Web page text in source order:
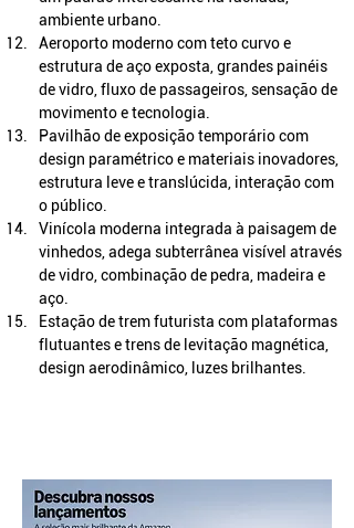
ambiente urbano.
Aeroporto moderno com teto curvo e
estrutura de aço exposta, grandes painéis
de vidro, fluxo de passageiros, sensação de
movimento e tecnologia.
Pavilhão de exposição temporário com
design paramétrico e materiais inovadores,
estrutura leve e translúcida, interação com
o público.
Vinícola moderna integrada à paisagem de
vinhedos, adega subterrânea visível através
de vidro, combinação de pedra, madeira e
aço.
Estação de trem futurista com plataformas
flutuantes e trens de levitação magnética,
design aerodinâmico, luzes brilhantes.